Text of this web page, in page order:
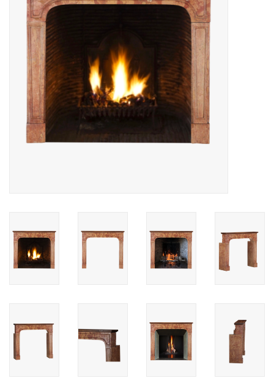
& Marmer
Outlet
Tevreden Klanten
Antieke Marmers
AI-Ready Database